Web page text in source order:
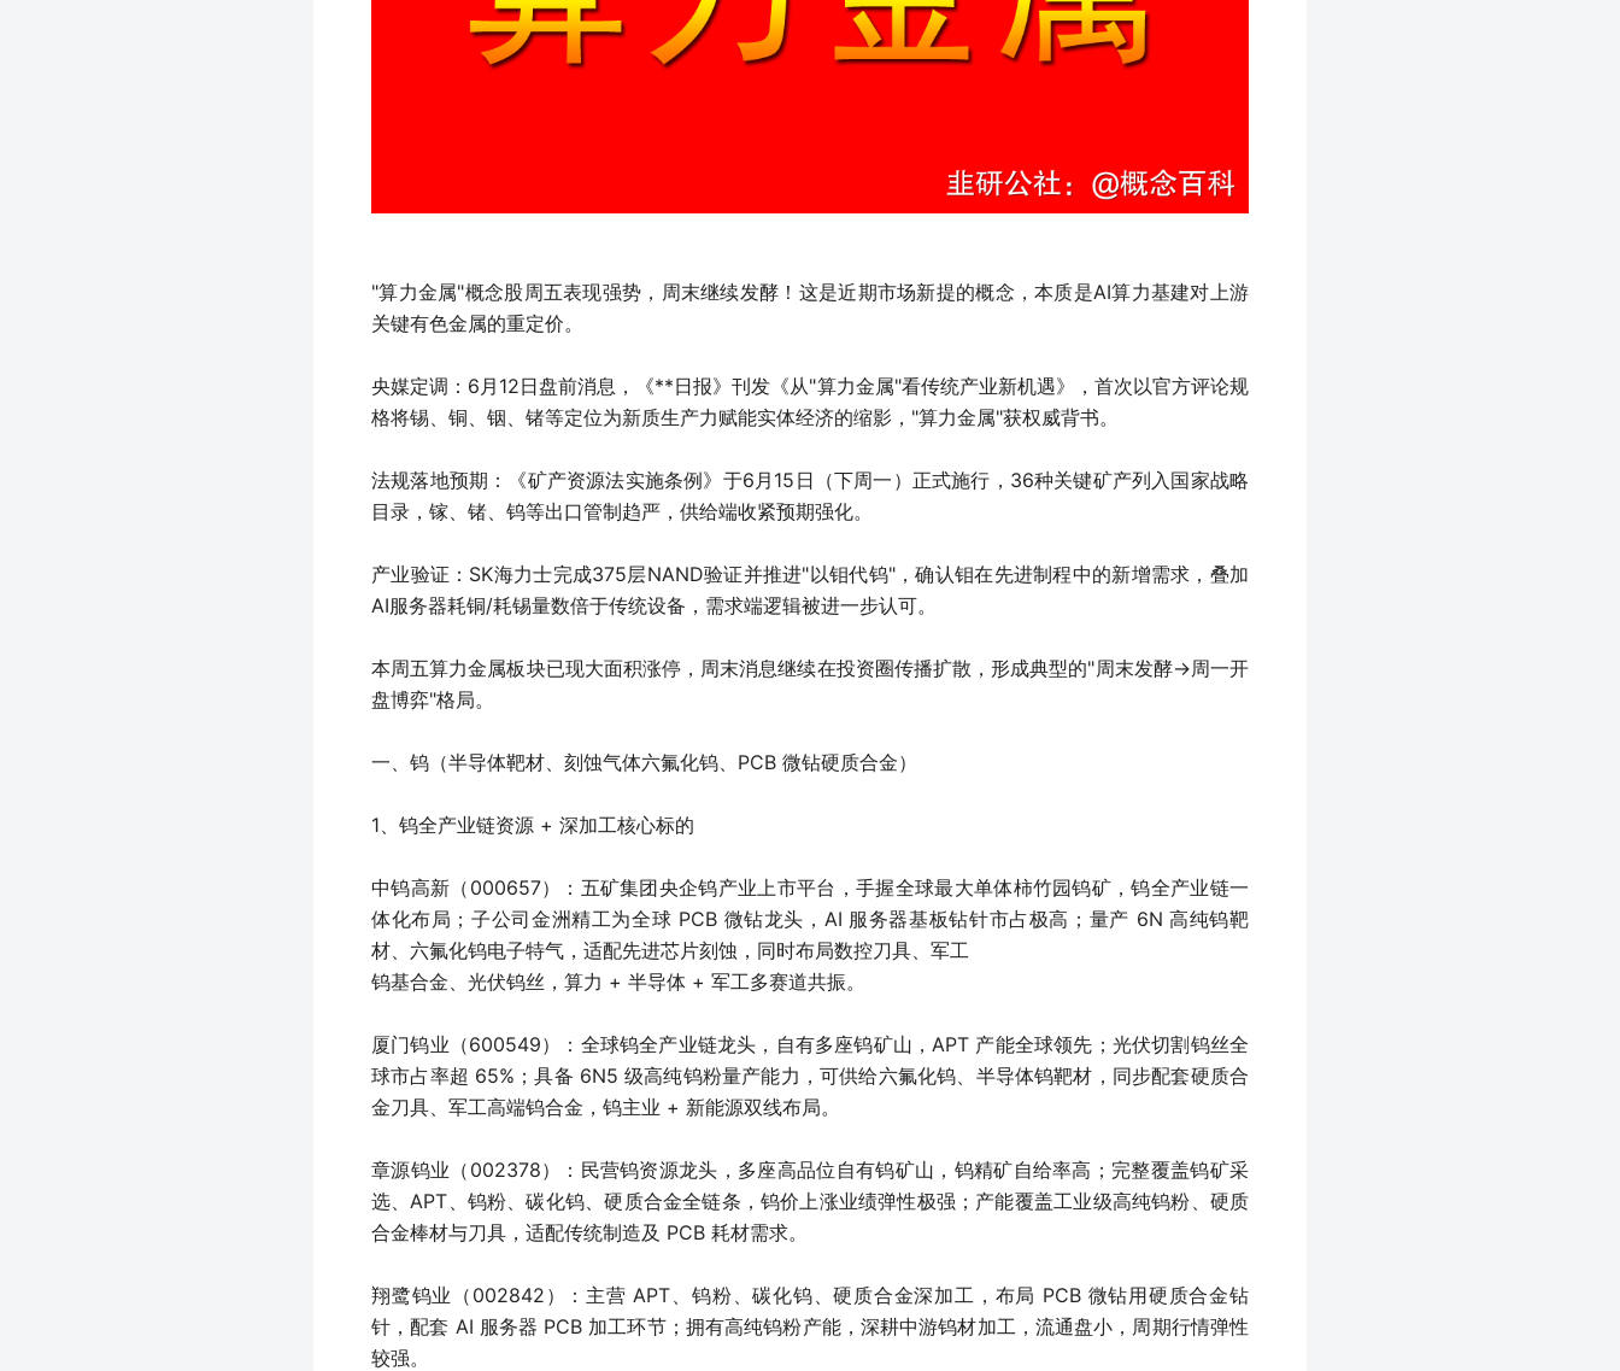
"算力金属"概念股周五表现强势，周末继续发酵！这是近期市场新提的概念，本质是AI算力基建对上游
关键有色金属的重定价。
央媒定调：6月12日盘前消息，《**日报》刊发《从"算力金属"看传统产业新机遇》，首次以官方评论规
格将锡、铜、铟、锗等定位为新质生产力赋能实体经济的缩影，"算力金属"获权威背书。
法规落地预期：《矿产资源法实施条例》于6月15日（下周一）正式施行，36种关键矿产列入国家战略
目录，镓、锗、钨等出口管制趋严，供给端收紧预期强化。
产业验证：SK海力士完成375层NAND验证并推进"以钼代钨"，确认钼在先进制程中的新增需求，叠加
AI服务器耗铜/耗锡量数倍于传统设备，需求端逻辑被进一步认可。
本周五算力金属板块已现大面积涨停，周末消息继续在投资圈传播扩散，形成典型的"周末发酵→周一开
盘博弈"格局。
一、钨（半导体靶材、刻蚀气体六氟化钨、PCB 微钻硬质合金）
1、钨全产业链资源 + 深加工核心标的
中钨高新（000657）：五矿集团央企钨产业上市平台，手握全球最大单体柿竹园钨矿，钨全产业链一
体化布局；子公司金洲精工为全球 PCB 微钻龙头，AI 服务器基板钻针市占极高；量产 6N 高纯钨靶
材、六氟化钨电子特气，适配先进芯片刻蚀，同时布局数控刀具、军工
钨基合金、光伏钨丝，算力 + 半导体 + 军工多赛道共振。
厦门钨业（600549）：全球钨全产业链龙头，自有多座钨矿山，APT 产能全球领先；光伏切割钨丝全
球市占率超 65%；具备 6N5 级高纯钨粉量产能力，可供给六氟化钨、半导体钨靶材，同步配套硬质合
金刀具、军工高端钨合金，钨主业 + 新能源双线布局。
章源钨业（002378）：民营钨资源龙头，多座高品位自有钨矿山，钨精矿自给率高；完整覆盖钨矿采
选、APT、钨粉、碳化钨、硬质合金全链条，钨价上涨业绩弹性极强；产能覆盖工业级高纯钨粉、硬质
合金棒材与刀具，适配传统制造及 PCB 耗材需求。
翔鹭钨业（002842）：主营 APT、钨粉、碳化钨、硬质合金深加工，布局 PCB 微钻用硬质合金钻
针，配套 AI 服务器 PCB 加工环节；拥有高纯钨粉产能，深耕中游钨材加工，流通盘小，周期行情弹性
较强。